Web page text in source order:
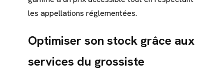
les appellations réglementées.
Optimiser son stock grâce aux
services du grossiste